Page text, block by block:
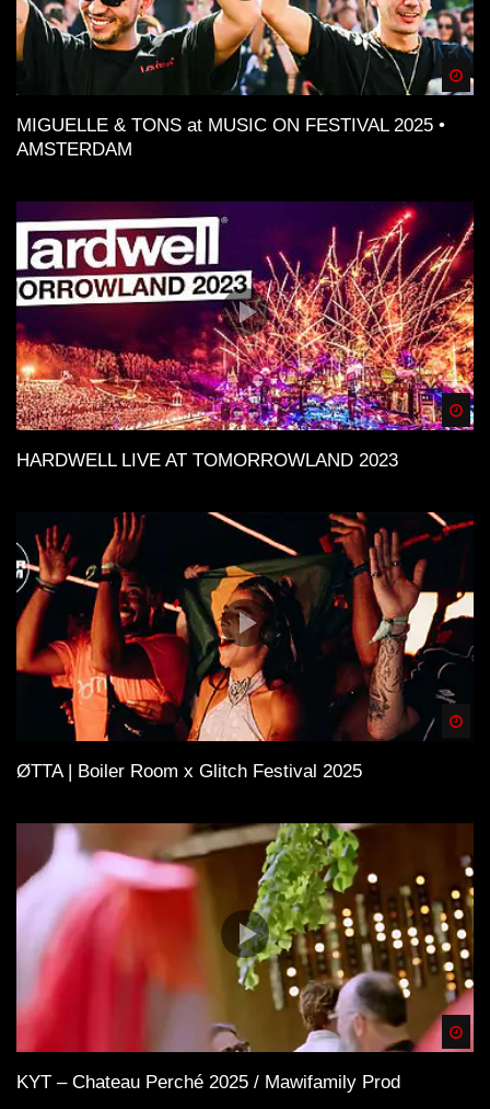
MIGUELLE & TONS at MUSIC ON FESTIVAL 2025 •
AMSTERDAM
HARDWELL LIVE AT TOMORROWLAND 2023
ØTTA | Boiler Room x Glitch Festival 2025
KYT – Chateau Perché 2025 / Mawifamily Prod